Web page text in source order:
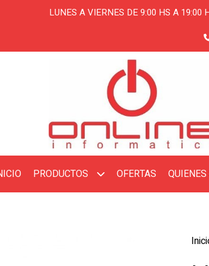
LUNES A VIERNES DE 9:00 HS A 19:00
PRODUCTOS OFERTAS